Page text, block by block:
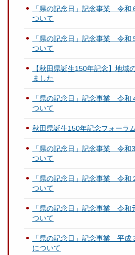
「県の記念日」記念事業 令和
ついて
「県の記念日」記念事業 令和
ついて
【秋田県誕生150年記念】地域
ました
「県の記念日」記念事業 令和
ついて
秋田県誕生150年記念フォーラ
「県の記念日」記念事業 令和
ついて
「県の記念日」記念事業 令和
ついて
「県の記念日」記念事業 令和
ついて
「県の記念日」記念事業 平成
について